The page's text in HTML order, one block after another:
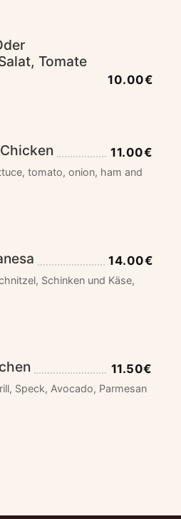
Tomate
10.00€
11.00€
tomato, onion, ham and
14.00€
Schinken und Käse,
11.50€
Speck, Avocado, Parmesan